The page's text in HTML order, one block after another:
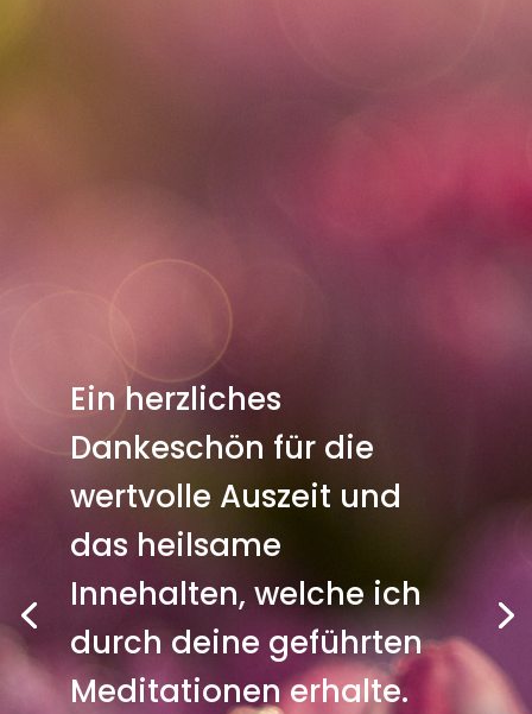
Ein herzliches
Dankeschön für die
wertvolle Auszeit und
das heilsame
Innehalten, welche ich
durch deine geführten
Meditationen erhalte.